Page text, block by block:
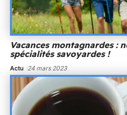
Vacances montagnardes :
spécialités savoyardes !
Actu 24 mars 2023